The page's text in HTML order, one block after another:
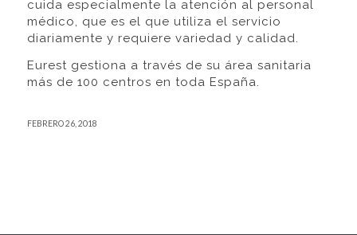
cuida especialmente la atención al personal
médico, que es el que utiliza el servicio
diariamente y requiere variedad y calidad.
Eurest gestiona a través de su área sanitaria
más de 100 centros en toda España.
FEBRERO 26, 2018